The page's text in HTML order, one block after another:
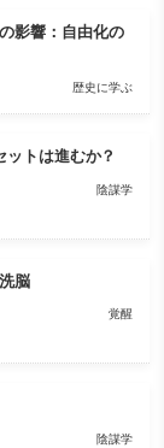
影響：自由化の
歴史に学ぶ
トは進むか？
陰謀学
脳
覚醒
陰謀学